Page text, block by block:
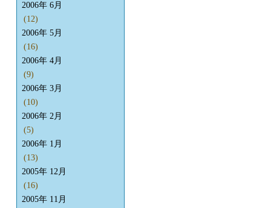
2006年 6月
(12)
2006年 5月
(16)
2006年 4月
(9)
2006年 3月
(10)
2006年 2月
(5)
2006年 1月
(13)
2005年 12月
(16)
2005年 11月